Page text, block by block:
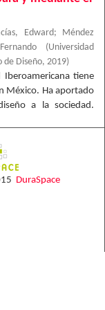
Edward;
Méndez
(Universidad
de Diseño, 2019)
tiene
México. Ha aportado
a la sociedad.
DuraSpace